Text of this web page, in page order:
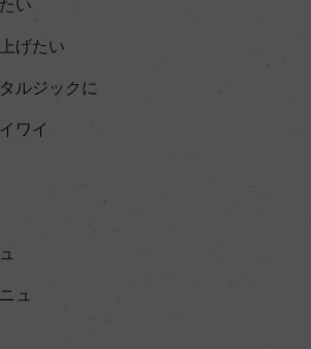
げたい
ルジックに
ワイ
ュ